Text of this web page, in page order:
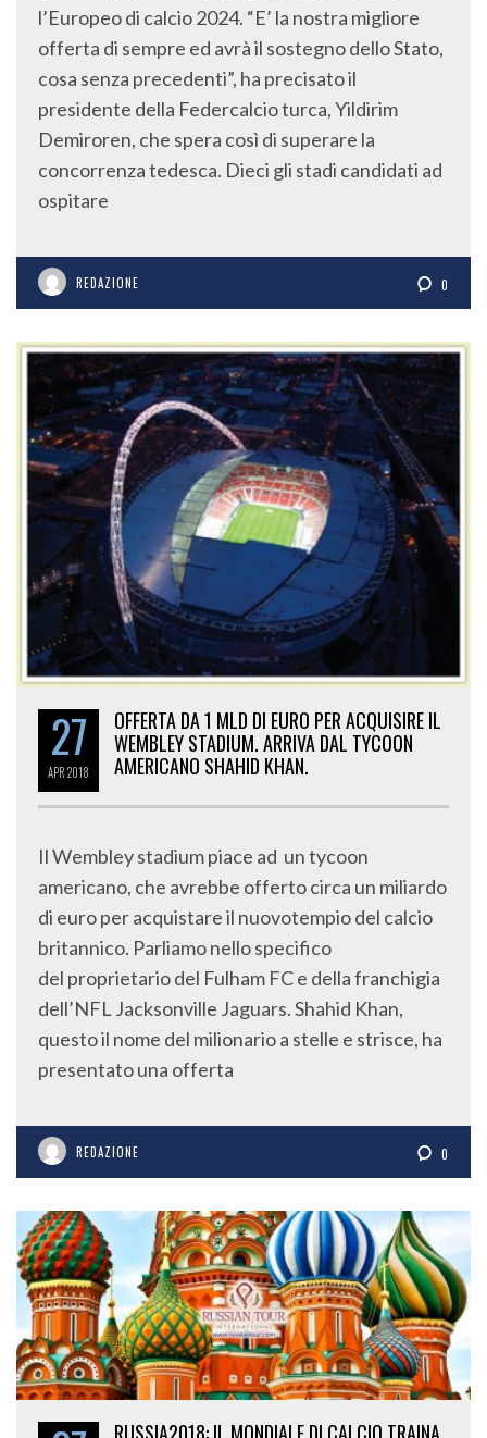
l’Europeo di calcio 2024. “E’ la nostra migliore
offerta di sempre ed avrà il sostegno dello Stato,
cosa senza precedenti”, ha precisato il
presidente della Federcalcio turca, Yildirim
Demiroren, che spera così di superare la
concorrenza tedesca. Dieci gli stadi candidati ad
ospitare
REDAZIONE 0
27
APR2018
OFFERTA DA 1 MLD DI EURO PER ACQUISIRE IL
WEMBLEY STADIUM. ARRIVA DAL TYCOON
AMERICANO SHAHID KHAN.
Il Wembley stadium piace ad un tycoon
americano, che avrebbe offerto circa un miliardo
di euro per acquistare il nuovotempio del calcio
britannico. Parliamo nello specifico
del proprietario del Fulham FC e della franchigia
dell’NFL Jacksonville Jaguars. Shahid Khan,
questo il nome del milionario a stelle e strisce, ha
presentato una offerta
REDAZIONE 0